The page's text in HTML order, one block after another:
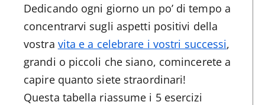
Dedicando ogni giorno un po’ di tempo a
concentrarvi sugli aspetti positivi della
vostra vita e a celebrare i vostri successi,
grandi o piccoli che siano, comincerete a
capire quanto siete straordinari!
Questa tabella riassume i 5 esercizi